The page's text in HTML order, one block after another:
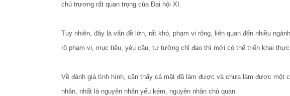
chủ trương rất quan trọng của Đại hội XI.
Tuy nhiên, đây là vấn đề lớn, rất khó, phạm vi rộng, liên quan đến nhiều
rõ phạm vi, mục tiêu, yêu cầu, tư tưởng chỉ đạo thì mới có thể triển khai
Về đánh giá tình hình, cần thấy cả mặt đã làm được và chưa làm được một
nhân, nhất là nguyên nhân yếu kém, nguyên nhân chủ quan.